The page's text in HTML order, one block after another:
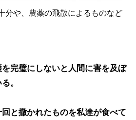
分や、農薬の飛散によるものなど
完璧にしないと人間に害を及ぼ
。
と撒かれたものを私達が食べて